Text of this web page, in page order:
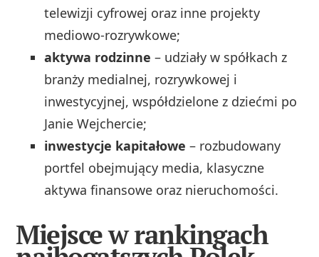
telewizji cyfrowej oraz inne projekty
mediowo‑rozrywkowe;
aktywa rodzinne – udziały w spółkach z
branży medialnej, rozrywkowej i
inwestycyjnej, współdzielone z dziećmi po
Janie Wejchercie;
inwestycje kapitałowe – rozbudowany
portfel obejmujący media, klasyczne
aktywa finansowe oraz nieruchomości.
Miejsce w rankingach